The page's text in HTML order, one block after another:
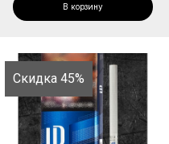
В корзину
Скидка 45%